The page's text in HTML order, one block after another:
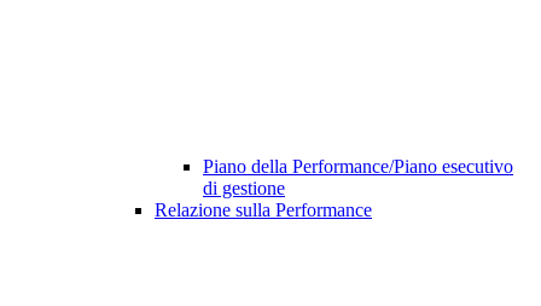
Piano della Performance/Piano esecutivo
di gestione
Relazione sulla Performance